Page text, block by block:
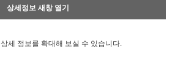
상세정보 새창 열기
상세 정보를 확대해 보실 수 있습니다.